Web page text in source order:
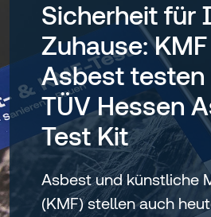
Sicherheit für
Zuhause:
Asbest testen
TÜV Hessen
Test Kit
Asbest und künstliche
(KMF) stellen auch